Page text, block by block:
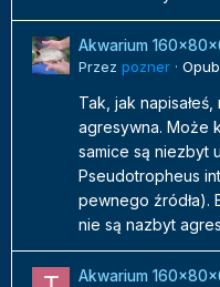
Akwarium
Przez pozner ·
Tak, jak
agresywna. Może
samice są niezbyt
Pseudotropheus
pewnego źródła).
nie są nazbyt
Akwarium